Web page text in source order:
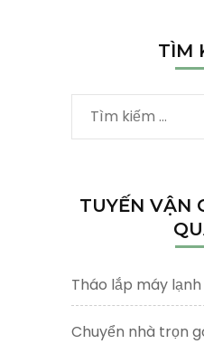
TÌM
Tìm
kiếm
TUYẾN VẬN
Tháo lắp máy
Chuyển nhà trọn